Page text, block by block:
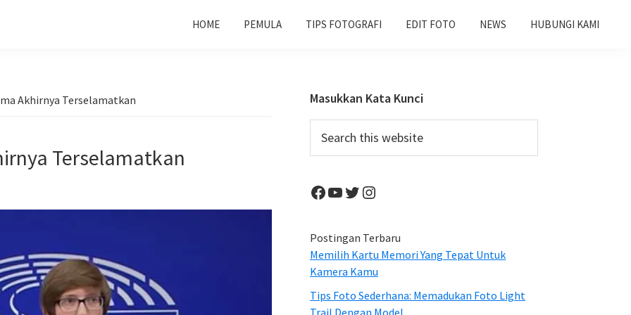
HOME PEMULA TIPS FOTOGRAFI EDIT FOTO NEWS HUBUNGI KAMI
Akhirnya Terselamatkan
Terselamatkan
Primary
Sidebar
Masukkan Kata Kunci
this
Facebook
YouTube
Twitter
Instagram
Postingan Terbaru
Memilih Kartu Memori Yang Tepat Untuk
Kamera Kamu
Tips Foto Sederhana: Memadukan Foto Light
Trail Dengan Model